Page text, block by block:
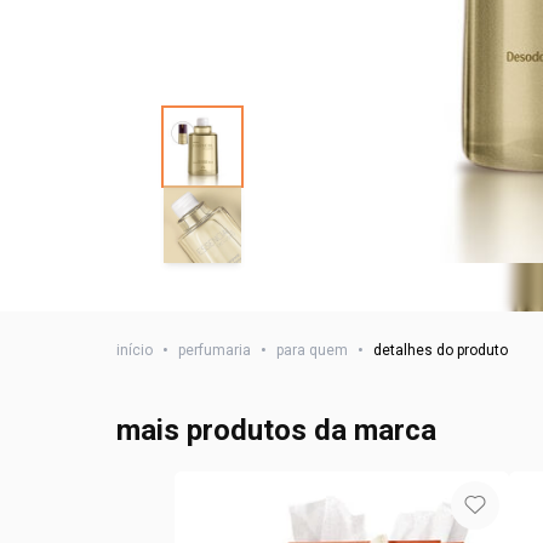
início • perfumaria • para quem • detalhes do produto
mais produtos da marca